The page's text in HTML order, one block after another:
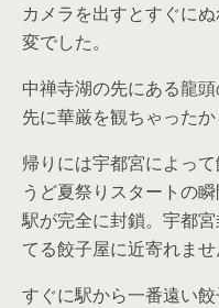
カメラを出すとすぐに
変でした。
中禅寺湖の先にある龍
先に華厳を観ちゃったか
帰りには宇都宮によっ
うど夏祭りスタートの瞬
駅が完全に封鎖。宇都
てる餃子屋に近寄れませ
すぐに駅から一番遠い